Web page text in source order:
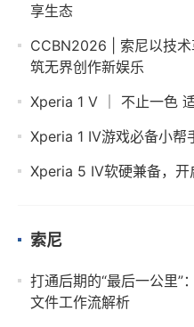
享生态
CCBN2026 | 索尼以技
筑无界创作新娱乐
Xperia 1 V ｜ 不止一色
Xperia 1 IV游戏必备小
Xperia 5 IV软硬兼备，开
索尼
打通后期的“最后一公里”
文件工作流解析